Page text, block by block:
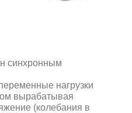
синхронным
нагрузки
вырабатывая
(колебания в